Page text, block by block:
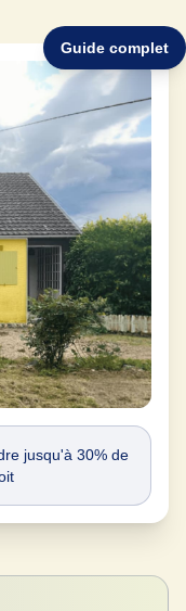
jusqu'à 30% de
Guide complet